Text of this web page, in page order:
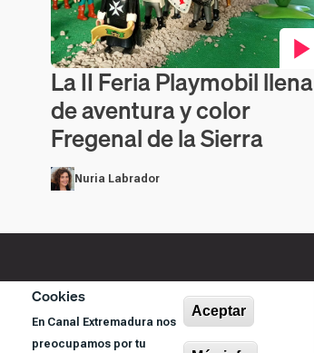
Cookies
En Canal Extremadura nos
preocupamos por tu
Aceptar
Contenido en vídeo
La II Feria Playmobil llena
de aventura y color
Fregenal de la Sierra
Nuria Labrador